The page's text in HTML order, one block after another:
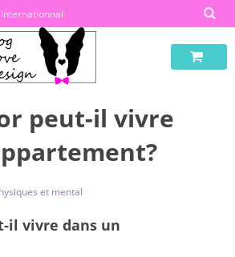
peut-il vivre
et mental
il vivre dans un